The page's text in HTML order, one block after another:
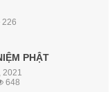
226
PHẬT
2021
648